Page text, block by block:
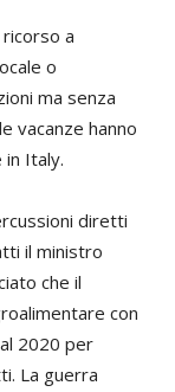
a
o
ma senza
vacanze hanno
in Italy.
diretti
il ministro
che il
con
2020 per
La guerra